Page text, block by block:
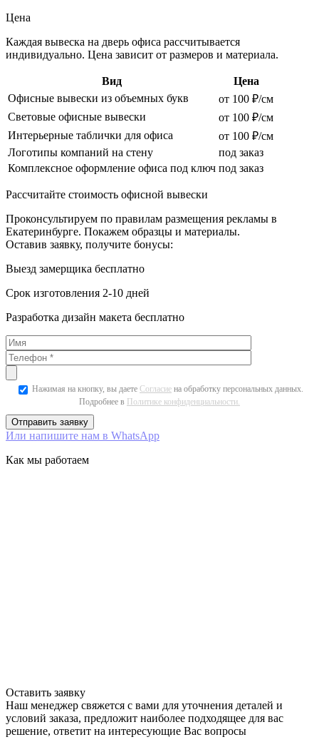
Цена
Каждая вывеска на дверь офиса рассчитывается
индивидуально. Цена зависит от размеров и материала.
Вид
Цена
Офисные вывески из объемных букв
от 100 ₽/см
Световые офисные вывески
от 100 ₽/см
Интерьерные таблички для офиса
от 100 ₽/см
Логотипы компаний на стену
под заказ
Комплексное оформление офиса под ключ под заказ
Рассчитайте стоимость офисной вывески
Проконсультируем по правилам размещения рекламы в
Екатеринбурге. Покажем образцы и материалы.
Оставив заявку, получите бонусы:
Выезд замерщика бесплатно
Срок изготовления 2-10 дней
Разработка дизайн макета бесплатно
Нажимая на кнопку, вы даете Согласие на обработку персональных данных.
Подробнее в Политике конфиденциальности.
Или напишите нам в WhatsApp
Как мы работаем
Оставить заявку
Наш менеджер свяжется с вами для уточнения деталей и
условий заказа, предложит наиболее подходящее для вас
решение, ответит на интересующие Вас вопросы